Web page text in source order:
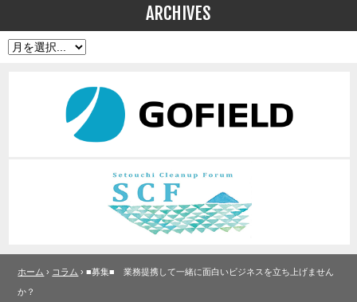
ARCHIVES
ホーム › コラム › ■募集■ 業務提携して一緒に面白いビジネスを立ち上げません
か？